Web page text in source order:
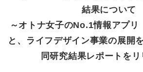
結果について
～オトナ女子のNo.1情報アプ
と、ライフデザイン事業の展開
同研究結果レポートをリ